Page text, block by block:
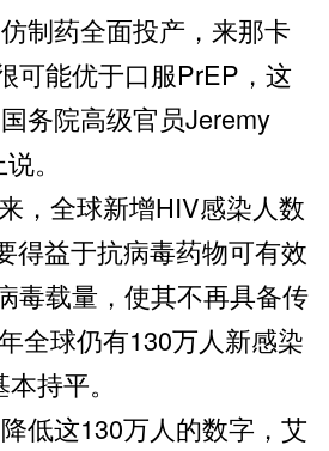
制药全面投产，来那卡
可能优于口服PrEP，这
务院高级官员Jeremy
。
全球新增HIV感染人数
得益于抗病毒药物可有效
毒载量，使其不再具备传
全球仍有130万人新感染
持平。
这130万人的数字，艾